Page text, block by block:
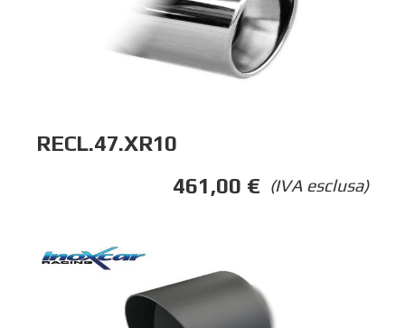
RECL.47.XR10
(IVA esclusa)
461,00 €